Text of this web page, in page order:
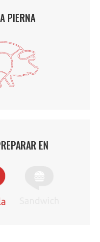
PIERNA
EN